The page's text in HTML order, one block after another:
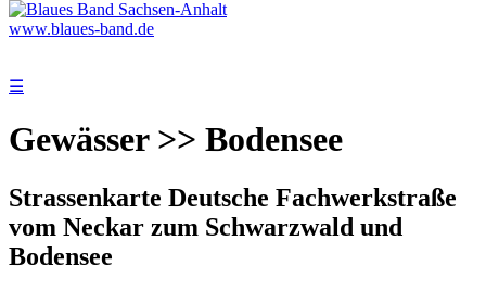
www.blaues-band.de
☰
Gewässer >> Bodensee
Strassenkarte Deutsche Fachwerkstraße
vom Neckar zum Schwarzwald und
Bodensee